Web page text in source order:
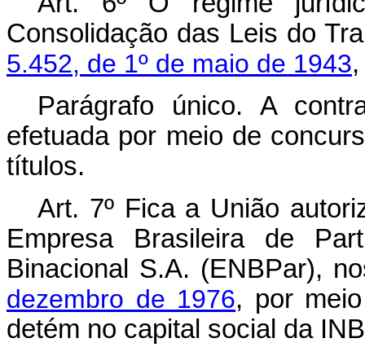
Consolidação das Leis do
5.452, de 1º de maio de 1943
Parágrafo único. A
efetuada por meio de
títulos.
Art. 7º Fica a União
Empresa Brasileira de
Binacional S.A. (ENBPar),
dezembro de 1976, por
detém no capital social da